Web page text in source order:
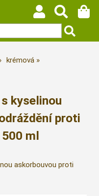
krémová
kyselinou
proti
ml
askorbouvou proti